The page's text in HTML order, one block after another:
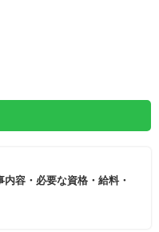
容・必要な資格・給料・